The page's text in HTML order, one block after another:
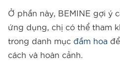
Ở phần này, BEMINE gợi ý
ứng dụng, chị có thể tham
trong danh mục đầm hoa
cách và hoàn cảnh.